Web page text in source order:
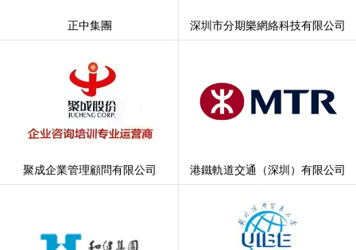
正中集團 深圳市分期樂網絡科技有限公司
聚成企業管理顧問有限公司 港鐵軌道交通（深圳）有限公司